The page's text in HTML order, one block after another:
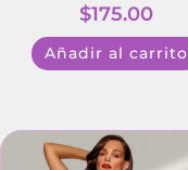
$175.00
Añadir al carrito